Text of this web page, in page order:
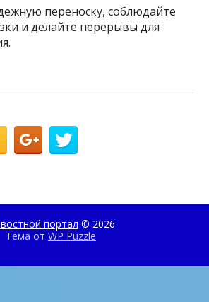
переноску, соблюдайте
и делайте перерывы для
портал © 2026
Тема от WP Puzzle